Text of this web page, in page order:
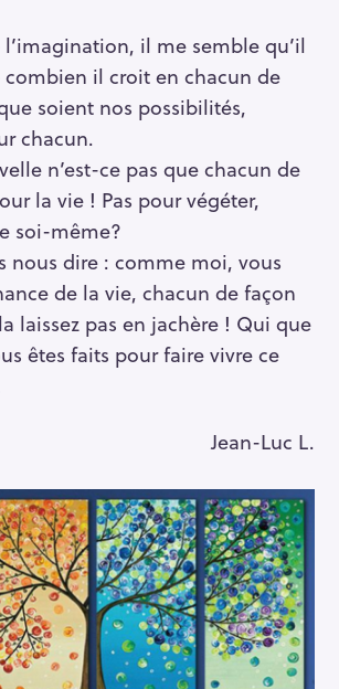
l’imagination, il me semble qu’il
il croit en chacun de
soient nos possibilités,
chacun.
n’est-ce pas que chacun de
la vie ! Pas pour végéter,
soi-même?
nous dire : comme moi, vous
de la vie, chacun de façon
laissez pas en jachère ! Qui que
êtes faits pour faire vivre ce
Jean-Luc L.